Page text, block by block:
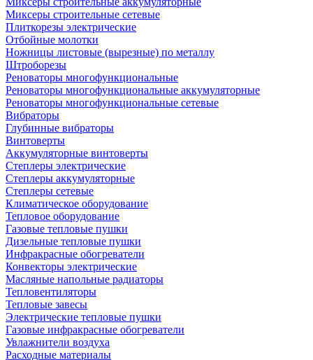
Миксеры строительные сетевые
Плиткорезы электрические
Отбойные молотки
Ножницы листовые (вырезные) по металлу
Штроборезы
Реноваторы многофункциональные
Реноваторы многофункциональные аккумуляторные
Реноваторы многофункциональные сетевые
Вибраторы
Глубинные вибраторы
Винтоверты
Аккумуляторные винтоверты
Степлеры электрические
Степлеры аккумуляторные
Степлеры сетевые
Климатическое оборудование
Тепловое оборудование
Газовые тепловые пушки
Дизельные тепловые пушки
Инфракрасные обогреватели
Конвекторы электрические
Масляные напольные радиаторы
Тепловентиляторы
Тепловые завесы
Электрические тепловые пушки
Газовые инфракрасные обогреватели
Увлажнители воздуха
Расходные материалы